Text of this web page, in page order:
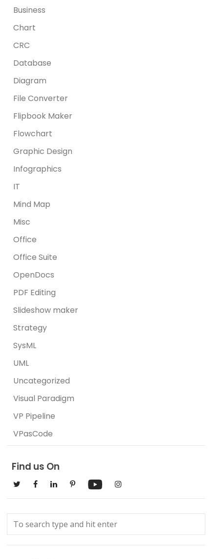
Business
Chart
CRC
Database
Diagram
File Converter
Flipbook Maker
Flowchart
Graphic Design
Infographics
IT
Mind Map
Misc
Office
Office Suite
OpenDocs
PDF Editing
Slideshow maker
Strategy
SysML
UML
Uncategorized
Visual Paradigm
VP Pipeline
VPasCode
Find us On